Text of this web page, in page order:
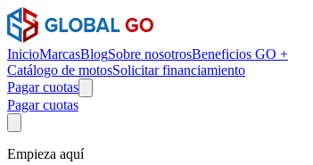
InicioMarcasBlogSobre nosotrosBeneficios GO +
Catálogo de motosSolicitar financiamiento
Pagar cuotas
Pagar cuotas
Empieza aquí